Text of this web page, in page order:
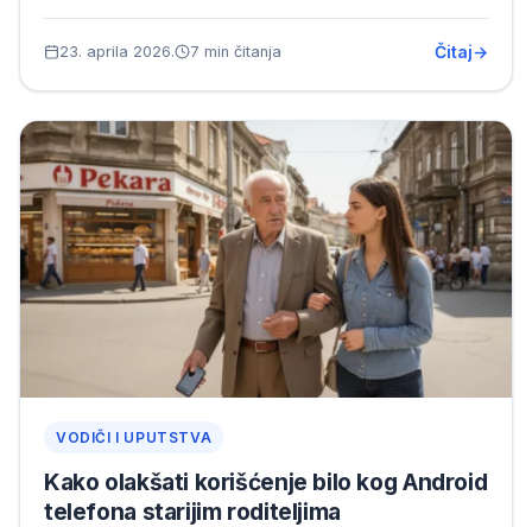
23. aprila 2026. 7 min čitanja Čitaj
VODIČI I UPUTSTVA
Kako olakšati korišćenje bilo kog Android
telefona starijim roditeljima